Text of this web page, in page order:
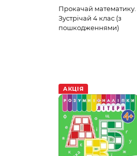
Прокачай математику.
Зустрічай 4 клас (з
пошкодженнями)
АКЦІЯ